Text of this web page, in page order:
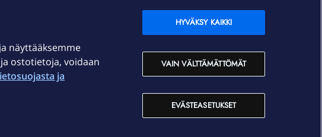
OmaElisa Self Service
Moving to Finland
Elisa Corporation
Kundtjänst
OmaElisa självbetjäning
näyttääksemme
ostotietoja, voidaan
ja
EVÄSTEASETUKSET
VAIN VÄLTTÄMÄTTÖMÄT
HYVÄKSY KAIKKI